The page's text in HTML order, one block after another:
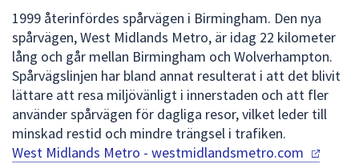
1999 återinfördes spårvägen i Birmingham. Den nya
spårvägen, West Midlands Metro, är idag 22 kilometer
lång och går mellan Birmingham och Wolverhampton.
Spårvägslinjen har bland annat resulterat i att det blivit
lättare att resa miljövänligt i innerstaden och att fler
använder spårvägen för dagliga resor, vilket leder till
minskad restid och mindre trängsel i trafiken.
West Midlands Metro - westmidlandsmetro.com